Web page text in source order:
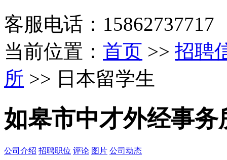
客服电话：15862737717
当前位置： 首页 >> 招聘
所 >> 日本留学生
如皋市中才外经事务
公司介绍 招聘职位 评论 图片 公司动态